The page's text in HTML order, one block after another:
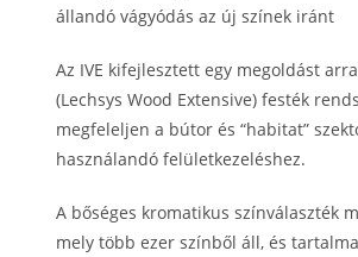
állandó vágyódás az új színek iránt
Az IVE kifejlesztett egy megoldást
(Lechsys Wood Extensive) festék
megfeleljen a bútor és “habitat”
használandó felületkezeléshez.
A bőséges kromatikus színválaszték
mely több ezer színből áll, és